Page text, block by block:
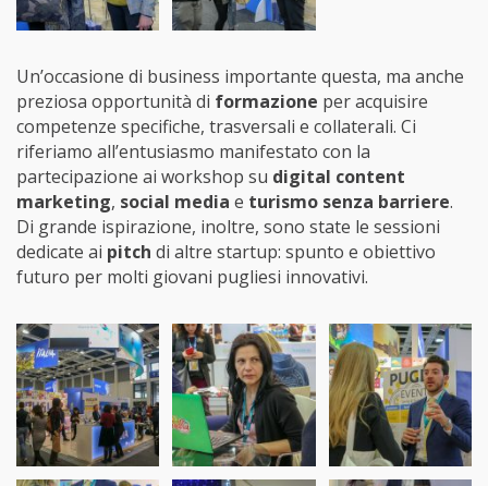
Un’occasione di business importante questa, ma anche
preziosa opportunità di formazione per acquisire
competenze specifiche, trasversali e collaterali. Ci
riferiamo all’entusiasmo manifestato con la
partecipazione ai workshop su digital content
marketing, social media e turismo senza barriere.
Di grande ispirazione, inoltre, sono state le sessioni
dedicate ai pitch di altre startup: spunto e obiettivo
futuro per molti giovani pugliesi innovativi.